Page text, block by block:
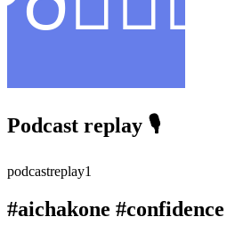
Podcast replay 🎙️
podcastreplay1
#aichakone #confidence